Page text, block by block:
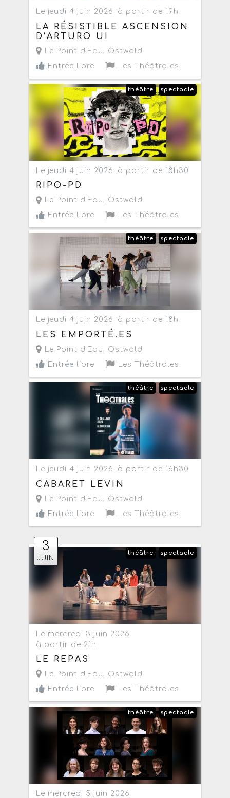
Le jeudi 4 juin 2026 à partir de 19h
LA RÉSISTIBLE ASCENSION
D’ARTURO UI
Le Point d'Eau, Ostwald
Entrée libre
Les Théâtrales
spectacle
théâtre
Le jeudi 4 juin 2026 à partir de 18h30
RIPO-PD
Le Point d'Eau, Ostwald
Entrée libre
Les Théâtrales
spectacle
théâtre
Le jeudi 4 juin 2026 à partir de 18h
LES EMPORTÉ.ES
Le Point d'Eau, Ostwald
Entrée libre
Les Théâtrales
spectacle
théâtre
Le jeudi 4 juin 2026 à partir de 16h30
CABARET LEVIN
Le Point d'Eau, Ostwald
Entrée libre
Les Théâtrales
3
JUIN
spectacle
théâtre
Le mercredi 3 juin 2026
à partir de 21h
LE REPAS
Le Point d'Eau, Ostwald
Entrée libre
Les Théâtrales
spectacle
théâtre
Le mercredi 3 juin 2026